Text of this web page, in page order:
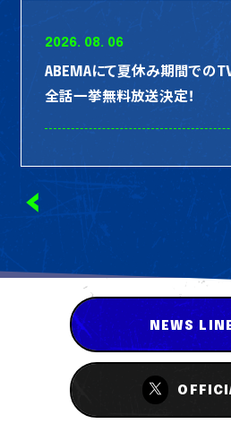
目です。
よろしくお願いします。
ブルーロックの世界観にピッタ
どんなエンディングアニメーシ
2026. 08. 06
ABEMAにて夏休み期間での
全話一挙無料放送決定！
NEWS